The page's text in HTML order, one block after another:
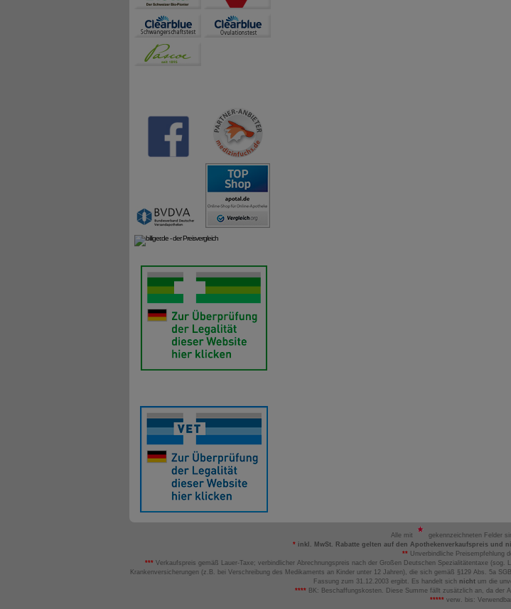
Alle mit
gekennzeichneten Felder
* inkl. MwSt. Rabatte gelten auf den Apothekenverkaufspreis und
**Unverbindliche Preisempfehlung
*** Verkaufspreis gemäß Lauer-Taxe; verbindlicher Abrechnungspreis nach der Großen Deutschen Spezialitätentaxe
Krankenversicherungen (z.B. bei Verschreibung des Medikaments an Kinder unter 12 Jahren), die sich gemäß §129 Abs. 5a
Fassung zum 31.12.2003 ergibt. Es handelt sich nicht um die
**** BK: Beschaffungskosten. Diese Summe fällt zusätzlich an, da der
***** verw. bis: